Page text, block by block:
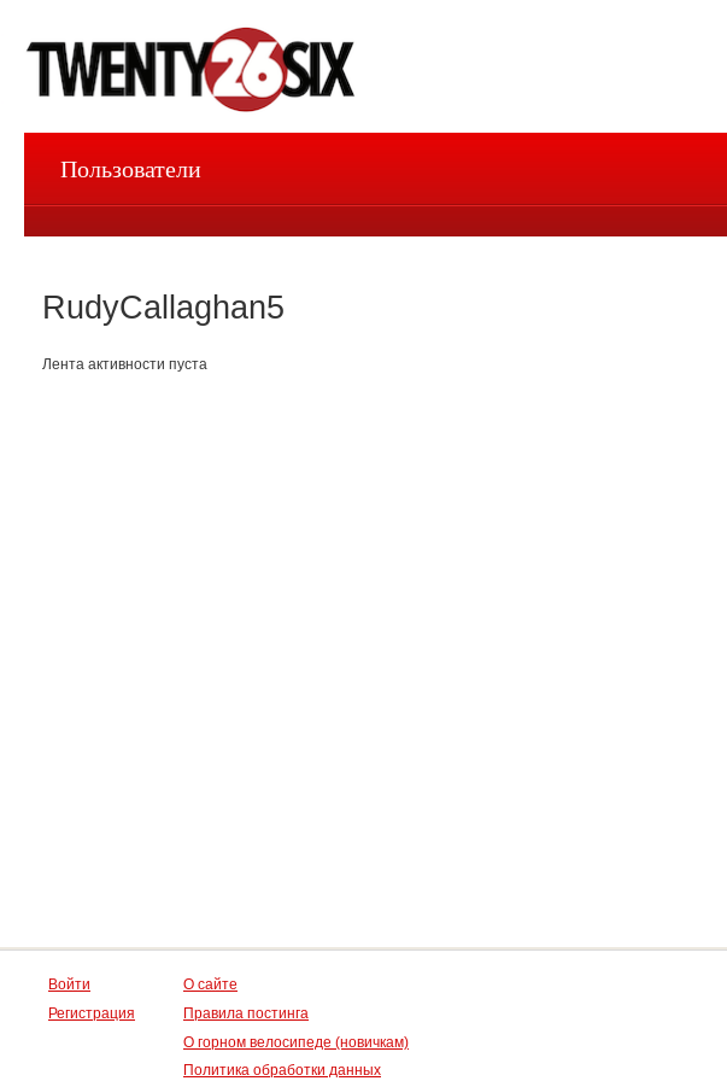
Пользователи
RudyCallaghan5
Лента активности пуста
Войти
Регистрация
О сайте
Правила постинга
О горном велосипеде (новичкам)
Политика обработки данных